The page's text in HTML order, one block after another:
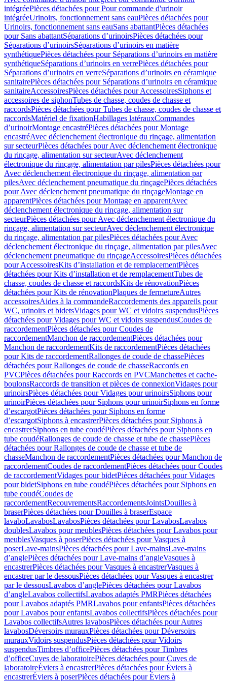
intégréePièces détachées pour Pour commande d'urinoir
intégréeUrinoirs, fonctionnement sans eauPièces détachées pour
Urinoirs, fonctionnement sans eauSans abattantPièces détachées
pour Sans abattantSéparations d’urinoirsPièces détachées pour
Séparations d’urinoirsSéparations d’urinoirs en matière
synthétiquePièces détachées pour Séparations d’urinoirs en matière
synthétiqueSéparations d’urinoirs en verrePièces détachées pour
Séparations d’urinoirs en verreSéparations d’urinoirs en céramique
sanitairePièces détachées pour Séparations d’urinoirs en céramique
sanitaireAccessoiresPièces détachées pour AccessoiresSiphons et
accessoires de siphonTubes de chasse, coudes de chasse et
raccordsPièces détachées pour Tubes de chasse, coudes de chasse et
raccordsMatériel de fixationHabillages latérauxCommandes
dʼurinoirMontage encastréPièces détachées pour Montage
encastréAvec déclenchement électronique du rinçage, alimentation
sur secteurPièces détachées pour Avec déclenchement électronique
du rinçage, alimentation sur secteurAvec déclenchement
électronique du rinçage, alimentation par pilesPièces détachées pour
Avec déclenchement électronique du rinçage, alimentation par
pilesAvec déclenchement pneumatique du rinçagePièces détachées
pour Avec déclenchement pneumatique du rinçageMontage en
apparentPièces détachées pour Montage en apparentAvec
déclenchement électronique du rinçage, alimentation sur
secteurPièces détachées pour Avec déclenchement électronique du
rinçage, alimentation sur secteurAvec déclenchement électronique
du rinçage, alimentation par pilesPièces détachées pour Avec
déclenchement électronique du rinçage, alimentation par pilesAvec
déclenchement pneumatique du rinçageAccessoiresPièces détachées
pour AccessoiresKits d’installation et de remplacementPièces
détachées pour Kits d’installation et de remplacementTubes de
chasse, coudes de chasse et raccordsKits de rénovationPièces
détachées pour Kits de rénovationPlaques de fermetureAutres
accessoiresAides à la commandeRaccordements des appareils pour
WC, urinoirs et bidetsVidages pour WC et vidoirs suspendusPièces
détachées pour Vidages pour WC et vidoirs suspendusCoudes de
raccordementPièces détachées pour Coudes de
raccordementManchon de raccordementPièces détachées pour
Manchon de raccordementKits de raccordementPièces détachées
pour Kits de raccordementRallonges de coude de chassePièces
détachées pour Rallonges de coude de chasseRaccords en
PVCPièces détachées pour Raccords en PVCManchettes et cache-
boulonsRaccords de transition et pièces de connexionVidages pour
urinoirsPièces détachées pour Vidages pour urinoirsSiphons pour
urinoirPièces détachées pour Siphons pour urinoirSiphons en forme
d’escargotPièces détachées pour Siphons en forme
d’escargotSiphons à encastrerPièces détachées pour Siphons à
encastrerSiphons en tube coudéPièces détachées pour Siphons en
tube coudéRallonges de coude de chasse et tube de chassePièces
détachées pour Rallonges de coude de chasse et tube de
chasseManchon de raccordementPièces détachées pour Manchon de
raccordementCoudes de raccordementPièces détachées pour Coudes
de raccordementVidages pour bidetPièces détachées pour Vidages
pour bidetSiphons en tube coudéPièces détachées pour Siphons en
tube coudéCoudes de
raccordementRecouvrementsRaccordementsJointsDouilles à
braserPièces détachées pour Douilles à braserEspace
lavaboLavabosLavabosPièces détachées pour LavabosLavabos
doublesLavabos pour meublesPièces détachées pour Lavabos pour
meublesVasques à poserPièces détachées pour Vasques à
poserLave-mainsPièces détachées pour Lave-mainsLave-mains
d’anglePièces détachées pour Lave-mains d’angleVasques à
encastrerPièces détachées pour Vasques à encastrerVasques à
encastrer par le dessousPièces détachées pour Vasques à encastrer
par le dessousLavabos d’anglePièces détachées pour Lavabos
d’angleLavabos collectifsLavabos adaptés PMRPièces détachées
pour Lavabos adaptés PMRLavabos pour enfantsPièces détachées
pour Lavabos pour enfantsLavabos collectifsPièces détachées pour
Lavabos collectifsAutres lavabosPièces détachées pour Autres
lavabosDéversoirs murauxPièces détachées pour Déversoirs
murauxVidoirs suspendusPièces détachées pour Vidoirs
suspendusTimbres dʼofficePièces détachées pour Timbres
dʼofficeCuves de laboratoirePièces détachées pour Cuves de
laboratoireÉviers à encastrerPièces détachées pour Éviers à
encastrerÉviers à poserPièces détachées pour Éviers à